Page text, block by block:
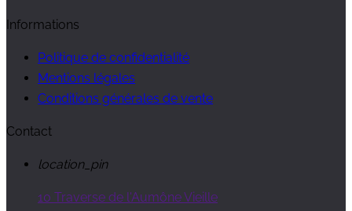
Informations
Politique de confidentialité
Mentions légales
Conditions générales de vente
Contact
location_pin
10 Traverse de l'Aumône Vieille